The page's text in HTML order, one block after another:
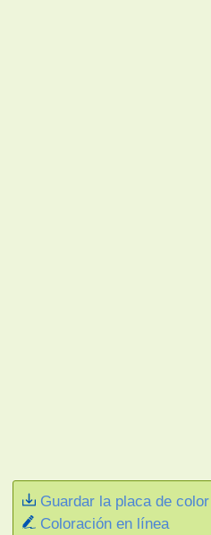
Guardar la placa de color
Coloración en línea